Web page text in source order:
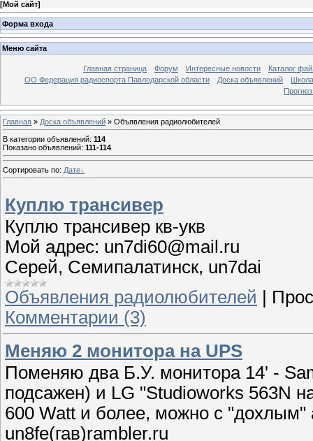
[Мой сайт]
Форма входа
Меню сайта
Главная страница Форум Интересные новости
Каталог
ОО Федерация радиоспорта Павлодарской области
Доска объявлений
Главная » Доска объявлений » Объявления радиолюбителей
В категории объявлений: 114
Показано объявлений: 111-114
Сортировать по: Дате
Куплю трансивер
Куплю трансивер кв-укв
Мой адрес: un7di60@mail.ru
Cерей, Семипалатинск, un7dai
Объявления радиолюбителей
Комментарии (3)
Меняю 2 монитора на UPS
Поменяю два Б.У. монитора 14' -
подсажен) и LG "Studioworks 563N
600 Watt и более, можно с "дохлым"
un8fe(гав)rambler.ru